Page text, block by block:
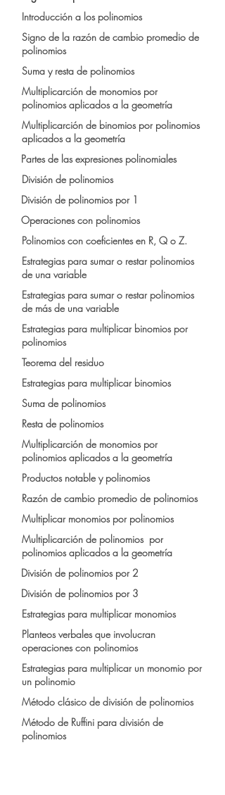
Introducción a los polinomios
Signo de la razón de cambio promedio de
polinomios
Suma y resta de polinomios
Multiplicarción de monomios por
polinomios aplicados a la geometría
Multiplicarción de binomios por polinomios
aplicados a la geometría
Partes de las expresiones polinomiales
División de polinomios
División de polinomios por 1
Operaciones con polinomios
Polinomios con coeficientes en R, Q o Z.
Estrategias para sumar o restar polinomios
de una variable
Estrategias para sumar o restar polinomios
de más de una variable
Estrategias para multiplicar binomios por
polinomios
Teorema del residuo
Estrategias para multiplicar binomios
Suma de polinomios
Resta de polinomios
Multiplicarción de monomios por
polinomios aplicados a la geometría
Productos notable y polinomios
Razón de cambio promedio de polinomios
Multiplicar monomios por polinomios
Multiplicarción de polinomios por
polinomios aplicados a la geometría
División de polinomios por 2
División de polinomios por 3
Estrategias para multiplicar monomios
Planteos verbales que involucran
operaciones con polinomios
Estrategias para multiplicar un monomio por
un polinomio
Método clásico de división de polinomios
Método de Ruffini para división de
polinomios